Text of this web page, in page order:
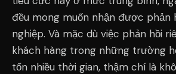
đều mong muốn nhận được phản
nghiệp. Và mặc dù việc phản hồi
khách hàng trong những trường
tốn nhiều thời gian, thậm chí là